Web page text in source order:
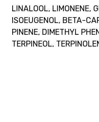
LINALOOL, LIMONENE,
ISOEUGENOL, BETA-
PINENE, DIMETHYL
TERPINEOL,